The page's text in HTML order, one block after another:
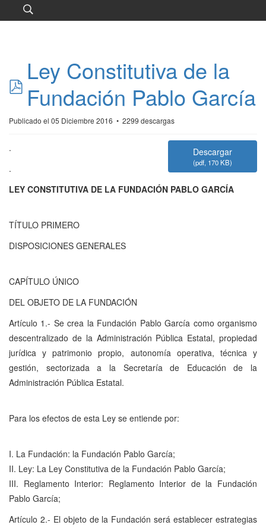
pdf
Ley Constitutiva de la
Fundación Pablo García
Publicado el 05 Diciembre 2016 2299 descargas
Descargar
(pdf, 170 KB)
.
.
LEY CONSTITUTIVA DE LA FUNDACIÓN PABLO GARCÍA
TÍTULO PRIMERO
DISPOSICIONES GENERALES
CAPÍTULO ÚNICO
DEL OBJETO DE LA FUNDACIÓN
Artículo 1.- Se crea la Fundación Pablo García como organismo
descentralizado de la Administración Pública Estatal, propiedad
jurídica y patrimonio propio, autonomía operativa, técnica y
gestión, sectorizada a la Secretaría de Educación de la
Administración Pública Estatal.
Para los efectos de esta Ley se entiende por:
I. La Fundación: la Fundación Pablo García;
II. Ley: La Ley Constitutiva de la Fundación Pablo García;
III. Reglamento Interior: Reglamento Interior de la Fundación
Pablo García;
Artículo 2.- El objeto de la Fundación será establecer estrategias